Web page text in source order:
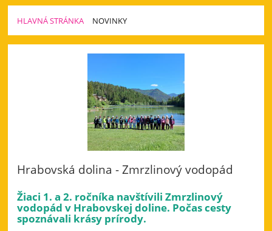
HLAVNÁ STRÁNKA NOVINKY
Hrabovská dolina - Zmrzlinový vodopád
Žiaci 1. a 2. ročníka navštívili Zmrzlinový
vodopád v Hrabovskej doline. Počas cesty
spoznávali krásy prírody.